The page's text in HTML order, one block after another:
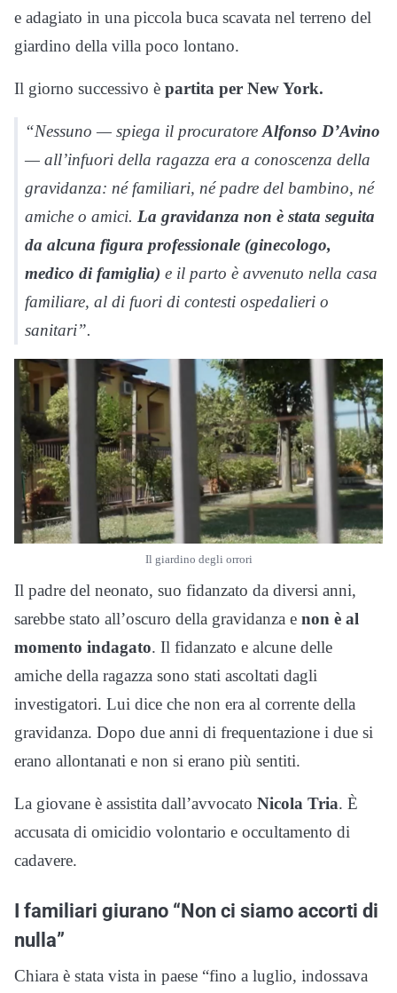
e adagiato in una piccola buca scavata nel terreno del
giardino della villa poco lontano.
Il giorno successivo è partita per New York.
“Nessuno — spiega il procuratore Alfonso D’Avino
— all’infuori della ragazza era a conoscenza della
gravidanza: né familiari, né padre del bambino, né
amiche o amici. La gravidanza non è stata seguita
da alcuna figura professionale (ginecologo,
medico di famiglia) e il parto è avvenuto nella casa
familiare, al di fuori di contesti ospedalieri o
sanitari”.
Il giardino degli orrori
Il padre del neonato, suo fidanzato da diversi anni,
sarebbe stato all’oscuro della gravidanza e non è al
momento indagato. Il fidanzato e alcune delle
amiche della ragazza sono stati ascoltati dagli
investigatori. Lui dice che non era al corrente della
gravidanza. Dopo due anni di frequentazione i due si
erano allontanati e non si erano più sentiti.
La giovane è assistita dall’avvocato Nicola Tria. È
accusata di omicidio volontario e occultamento di
cadavere.
I familiari giurano “Non ci siamo accorti di
nulla”
Chiara è stata vista in paese “fino a luglio, indossava